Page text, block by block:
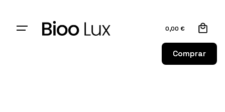
Comprar
0,00 €